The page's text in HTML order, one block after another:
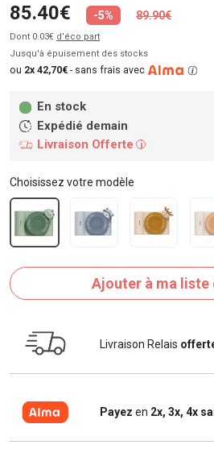
85.40€ -5% 89.90€
Dont 0.03€ d’éco part
Jusqu'à épuisement des stocks
ou 2x 42,70€ - sans frais avec
En stock
Expédié demain
Livraison Offerte
i
Choisissez votre modèle
Ajouter à ma liste
Livraison Relais
Payez en 2x, 3x, 4x